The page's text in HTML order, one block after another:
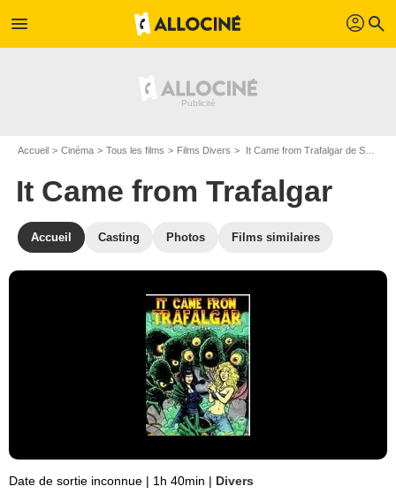
menu profil search
Accueil Cinéma Tous les films Films Divers It Came from Trafalgar de Salomon Mortamur
It Came from Trafalgar
Accueil Casting Photos Films similaires
Date de sortie inconnue | 1h 40min | Divers